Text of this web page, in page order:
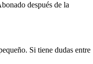
después de la
Si tiene dudas entre